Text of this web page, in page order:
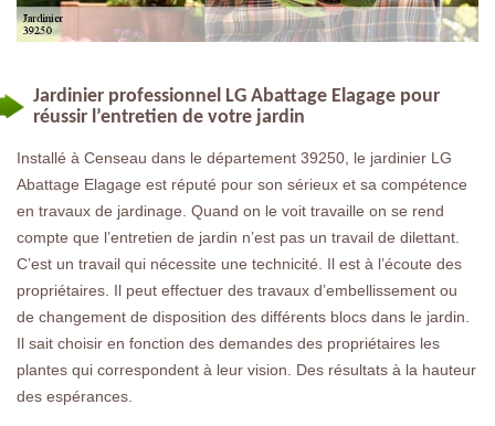
Jardinier professionnel LG Abattage Elagage pour
réussir l’entretien de votre jardin
Installé à Censeau dans le département 39250, le jardinier LG
Abattage Elagage est réputé pour son sérieux et sa compétence
en travaux de jardinage. Quand on le voit travaille on se rend
compte que l’entretien de jardin n’est pas un travail de dilettant.
C’est un travail qui nécessite une technicité. Il est à l’écoute des
propriétaires. Il peut effectuer des travaux d’embellissement ou
de changement de disposition des différents blocs dans le jardin.
Il sait choisir en fonction des demandes des propriétaires les
plantes qui correspondent à leur vision. Des résultats à la hauteur
des espérances.